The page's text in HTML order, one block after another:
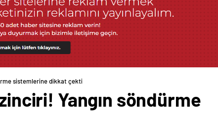
sistemlerine dikkat çekti
Yangın söndürme